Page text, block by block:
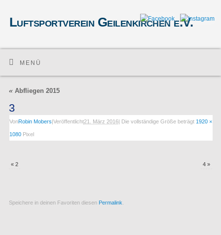
Luftsportverein Geilenkirchen e.V.
MENÜ
«Abfliegen 2015
3
VonRobin Mobers|Veröffentlicht21. März 2016| Die vollständige Größe beträgt 1920 ×
1080Pixel
« 2 4 »
Speichere in deinen Favoriten diesen Permalink